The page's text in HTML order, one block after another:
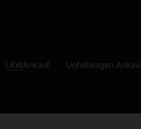
LKWAnkauf Unfallwagen